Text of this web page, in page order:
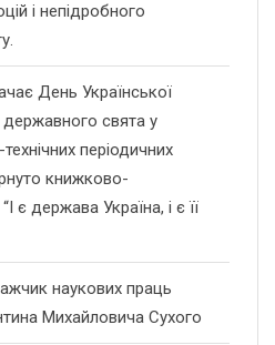
і непідробного
День Української
свята у
періодичних
книжково-
є держава Україна, і є її
наукових праць
Михайловича Сухого